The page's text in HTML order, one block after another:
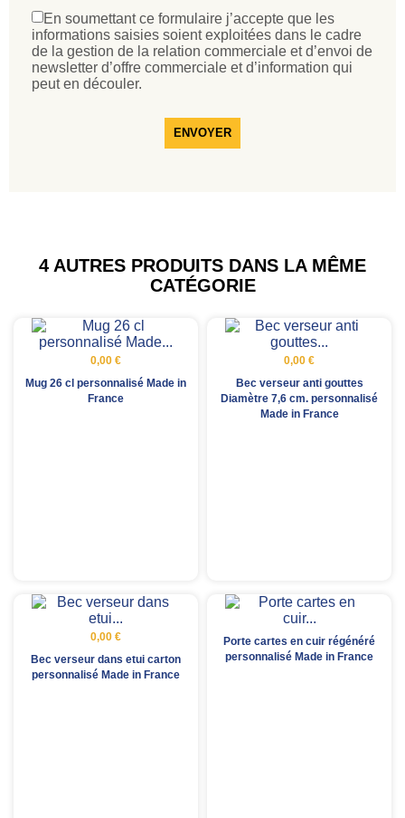
En soumettant ce formulaire j’accepte que les
informations saisies soient exploitées dans le cadre
de la gestion de la relation commerciale et d’envoi de
newsletter d’offre commerciale et d’information qui
peut en découler.
ENVOYER
4 AUTRES PRODUITS DANS LA MÊME
CATÉGORIE
0,00 €
Mug 26 cl personnalisé Made in
France
0,00 €
Bec verseur anti gouttes
Diamètre 7,6 cm. personnalisé
Made in France
0,00 €
Bec verseur dans etui carton
personnalisé Made in France
Porte cartes en cuir régénéré
personnalisé Made in France